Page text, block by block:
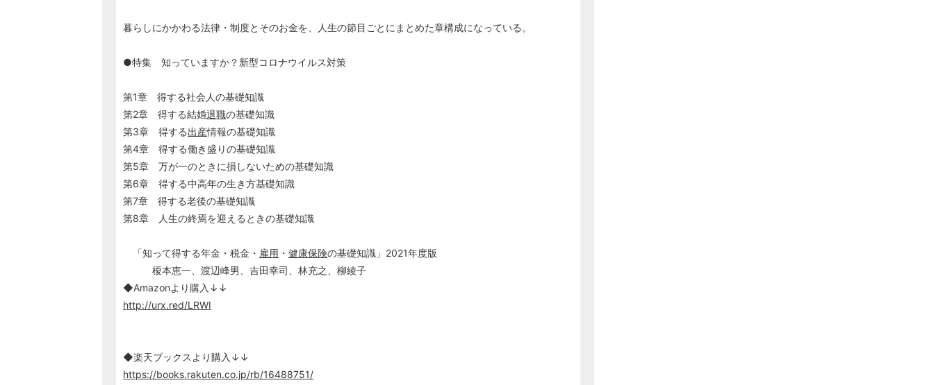
暮らしにかかわる法律・制度とそのお金を、人生の節目ごとにまとめた章構成になっている。
●特集 知っていますか？新型コロナウイルス対策
第1章 得する社会人の基礎知識
第2章 得する結婚退職の基礎知識
第3章 得する出産情報の基礎知識
第4章 得する働き盛りの基礎知識
第5章 万が一のときに損しないための基礎知識
第6章 得する中高年の生き方基礎知識
第7章 得する老後の基礎知識
第8章 人生の終焉を迎えるときの基礎知識
「知って得する年金・税金・ 雇用 ・ 健康保険の基礎知識」2021年度版
榎本恵一、渡辺峰男、吉田幸司、林充之、柳綾子
◆Amazonより購入↓↓
http://urx.red/LRWI
◆楽天ブックスより購入↓↓
https://books.rakuten.co.jp/rb/16488751/